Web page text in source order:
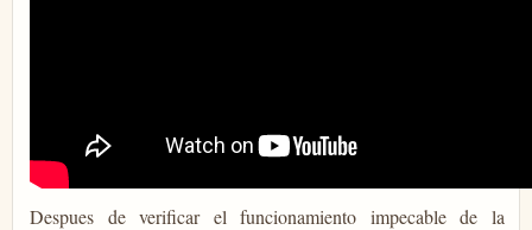
Despues de verificar el funcionamiento impecable de la